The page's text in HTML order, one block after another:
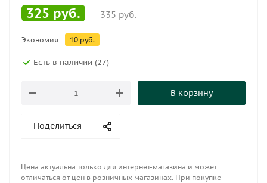
325 руб. 335руб.
Экономия 10 руб.
Есть в наличии (27)
В корзину
Поделиться
Цена актуальна только для интернет-магазина и может
отличаться от цен в розничных магазинах. При покупке